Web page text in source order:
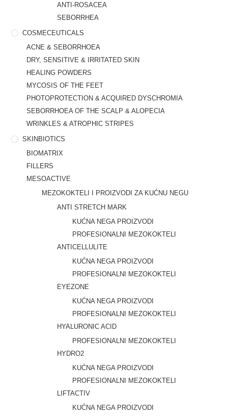
ANTI-ROSACEA
SEBORRHEA
COSMECEUTICALS
ACNE & SEBORRHOEA
DRY, SENSITIVE & IRRITATED SKIN
HEALING POWDERS
MYCOSIS OF THE FEET
PHOTOPROTECTION & ACQUIRED DYSCHROMIA
SEBORRHOEA OF THE SCALP & ALOPECIA
WRINKLES & ATROPHIC STRIPES
SKINBIOTICS
BIOMATRIX
FILLERS
MESOACTIVE
MEZOKOKTELI I PROIZVODI ZA KUĆNU NEGU
ANTI STRETCH MARK
KUĆNA NEGA PROIZVODI
PROFESIONALNI MEZOKOKTELI
ANTICELLULITE
KUĆNA NEGA PROIZVODI
PROFESIONALNI MEZOKOKTELI
EYEZONE
KUĆNA NEGA PROIZVODI
PROFESIONALNI MEZOKOKTELI
HYALURONIC ACID
PROFESIONALNI MEZOKOKTELI
HYDRO2
KUĆNA NEGA PROIZVODI
PROFESIONALNI MEZOKOKTELI
LIFTACTIV
KUĆNA NEGA PROIZVODI